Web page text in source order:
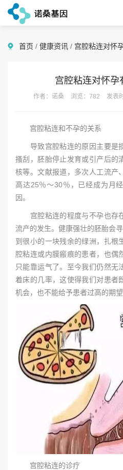
首页 / 健康资讯 / 宫腔粘连对怀
宫腔粘连对怀孕
作者：诺桑 浏览：782 发表
宫腔粘连和不孕的关系
导致宫腔粘连的原因主要是
搔刮，胚胎停止发育或引产后的
核等。文献报道，多次人工流产
高达25％～30％，已经成为月
因。
宫腔粘连的程度与不孕也存
流产的发生。健康强壮的胚胎会
到很小的一块残余的绿洲，扎根
腔粘连或内膜瘢痕的患者，也偶
只能靠运气了。至今我们仍然无
着床的几率，这使得我们对患者
机会，也不能给予患者过高的期望
宫腔粘连的诊疗